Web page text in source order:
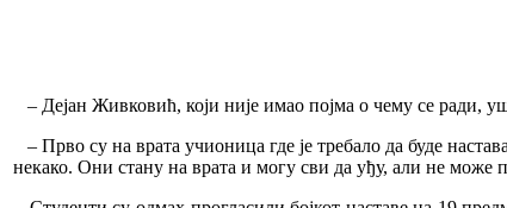
– Дејан Живковић, који није имао појма о чему се ради,
– Прво су на врата учионица где је требало да буде
некако. Они стану на врата и могу сви да уђу, али не